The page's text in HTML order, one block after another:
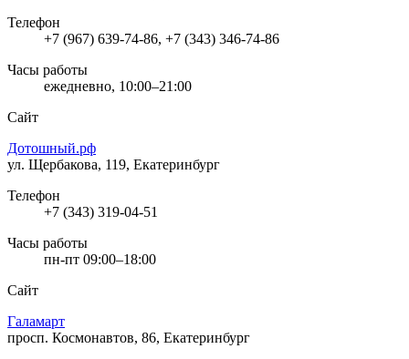
Телефон
+7 (967) 639-74-86, +7 (343) 346-74-86
Часы работы
ежедневно, 10:00–21:00
Сайт
Дотошный.рф
ул. Щербакова, 119, Екатеринбург
Телефон
+7 (343) 319-04-51
Часы работы
пн-пт 09:00–18:00
Сайт
Галамарт
просп. Космонавтов, 86, Екатеринбург